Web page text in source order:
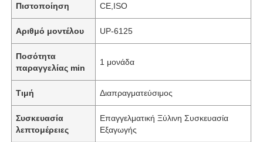
Πιστοποίηση CE,ISO
Αριθμό μοντέλου UP-6125
Ποσότητα
παραγγελίας min
1 μονάδα
Τιμή Διαπραγματεύσιμος
Συσκευασία
λεπτομέρειες
Επαγγελματική Ξύλινη Συσκευασία
Εξαγωγής